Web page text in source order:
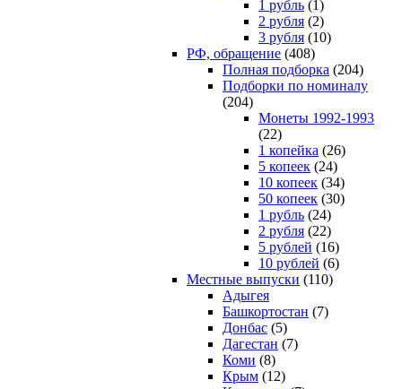
1 рубль (1)
2 рубля (2)
3 рубля (10)
РФ, обращение (408)
Полная подборка (204)
Подборки по номиналу
(204)
Монеты 1992-1993
(22)
1 копейка (26)
5 копеек (24)
10 копеек (34)
50 копеек (30)
1 рубль (24)
2 рубля (22)
5 рублей (16)
10 рублей (6)
Местные выпуски (110)
Адыгея
Башкортостан (7)
Донбас (5)
Дагестан (7)
Коми (8)
Крым (12)